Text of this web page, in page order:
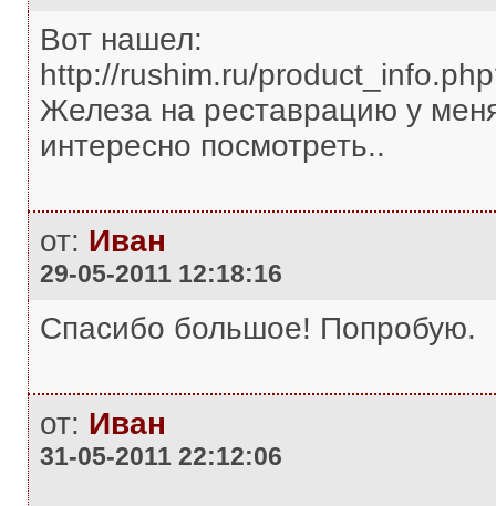
Вот нашел:
http://rushim.ru/
Железа на реставрацию у
интересно посмотреть..
от: Иван
29-05-2011 12:18:16
Спасибо большое! Попробую.
от: Иван
31-05-2011 22:12:06